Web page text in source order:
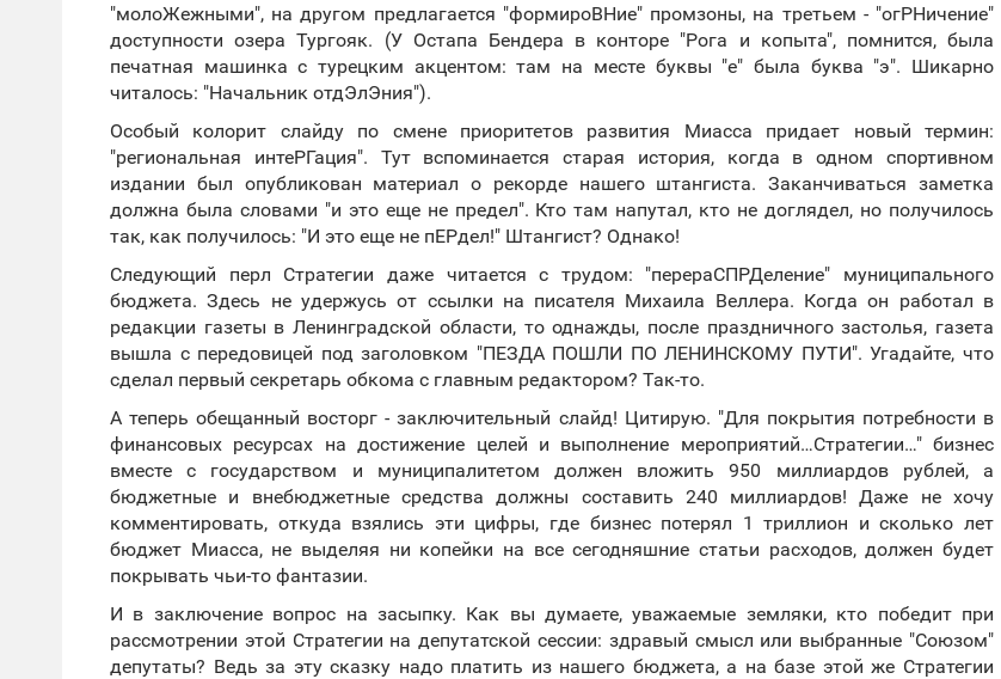
"молоЖежными", на другом предлагается "формироВНие" промзоны, на третьем - "огРНичение"
доступности озера Тургояк. (У Остапа Бендера в конторе "Рога и копыта", помнится, была
печатная машинка с турецким акцентом: там на месте буквы "е" была буква "э". Шикарно
читалось: "Начальник отдЭлЭния").
Особый колорит слайду по смене приоритетов развития Миасса придает новый термин:
"региональная интеРГация". Тут вспоминается старая история, когда в одном спортивном
издании был опубликован материал о рекорде нашего штангиста. Заканчиваться заметка
должна была словами "и это еще не предел". Кто там напутал, кто не доглядел, но получилось
так, как получилось: "И это еще не пЕРдел!" Штангист? Однако!
Следующий перл Стратегии даже читается с трудом: "перераСПРДеление" муниципального
бюджета. Здесь не удержусь от ссылки на писателя Михаила Веллера. Когда он работал в
редакции газеты в Ленинградской области, то однажды, после праздничного застолья, газета
вышла с передовицей под заголовком "ПЕЗДА ПОШЛИ ПО ЛЕНИНСКОМУ ПУТИ". Угадайте, что
сделал первый секретарь обкома с главным редактором? Так-то.
А теперь обещанный восторг - заключительный слайд! Цитирую. "Для покрытия потребности в
финансовых ресурсах на достижение целей и выполнение мероприятий…Стратегии…" бизнес
вместе с государством и муниципалитетом должен вложить 950 миллиардов рублей, а
бюджетные и внебюджетные средства должны составить 240 миллиардов! Даже не хочу
комментировать, откуда взялись эти цифры, где бизнес потерял 1 триллион и сколько лет
бюджет Миасса, не выделяя ни копейки на все сегодняшние статьи расходов, должен будет
покрывать чьи-то фантазии.
И в заключение вопрос на засыпку. Как вы думаете, уважаемые земляки, кто победит при
рассмотрении этой Стратегии на депутатской сессии: здравый смысл или выбранные "Союзом"
депутаты? Ведь за эту сказку надо платить из нашего бюджета, а на базе этой же Стратегии